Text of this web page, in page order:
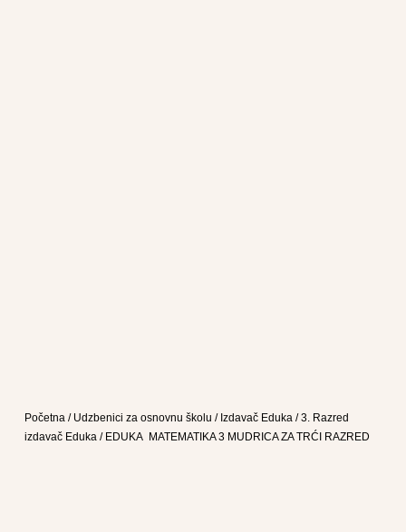
Početna/ Udzbenici za osnovnu školu / Izdavač Eduka/3. Razred
izdavač Eduka/ EDUKA MATEMATIKA 3 MUDRICA ZA TRĆI RAZRED